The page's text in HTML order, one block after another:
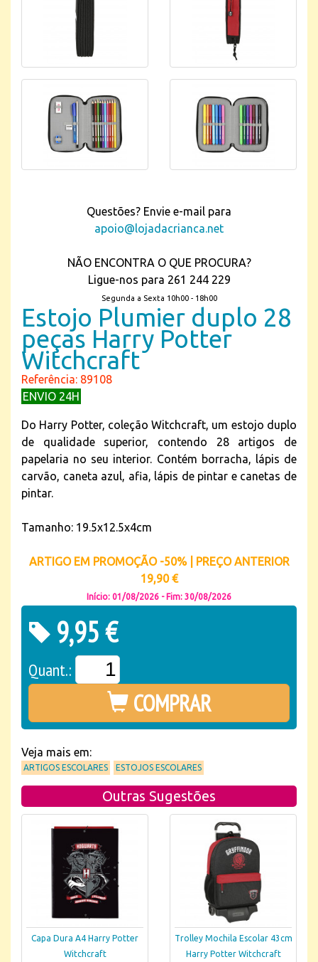
Questões? Envie e-mail para
apoio@lojadacrianca.net
NÃO ENCONTRA O QUE PROCURA?
Ligue-nos para 261 244 229
Segunda a Sexta 10h00 - 18h00
Estojo Plumier duplo 28
peças Harry Potter
Witchcraft
Referência: 89108
ENVIO 24H
Do Harry Potter, coleção Witchcraft, um estojo duplo
de qualidade superior, contendo 28 artigos de
papelaria no seu interior. Contém borracha, lápis de
carvão, caneta azul, afia, lápis de pintar e canetas de
pintar.
Tamanho: 19.5x12.5x4cm
ARTIGO EM PROMOÇÃO -50% | PREÇO ANTERIOR
19,90 €
Início: 01/08/2026 - Fim: 30/08/2026
9,95 €
Quant.:
COMPRAR
Veja mais em:
ARTIGOS ESCOLARES ESTOJOS ESCOLARES
Outras Sugestões
Capa Dura A4 Harry Potter
Witchcraft
Trolley Mochila Escolar 43cm
Harry Potter Witchcraft